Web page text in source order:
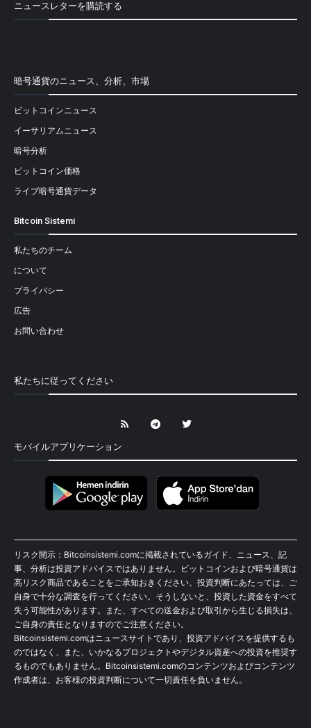
ニュースレターを購読する
暗号通貨のニュース、分析、市場
ビットコインニュース
イーサリアムニュース
暗号分析
ビットコイン価格
ライブ暗号通貨データ
Bitcoin Sistemi
私たちのチーム
について
プライバシー
広告
お問い合わせ
私たちに従ってください
モバイルアプリケーション
リスク開示：Bitcoinsistemi.comに掲載されているガイド、ニュース、記
事、分析は投資アドバイスではありません。ビットコインおよび暗号通貨は
高リスク商品であることをご承知おきください。投資判断にあたっては、ご
自身で十分な調査を行ってください。そうしないと、投資した資金をすべて
失う可能性があります。また、すべての送金および取引から生じる損失は、
ご自身の責任となりますのでご注意ください。
Bitcoinsistemi.comはニュースサイトであり、投資アドバイスを提供するも
のではなく、また、いかなるプロジェクトやデジタル資産への投資を推奨す
るものでもありません。Bitcoinsistemi.comのコンテンツおよびコンテンツ
作成者は、お客様の投資判断について一切責任を負いません。